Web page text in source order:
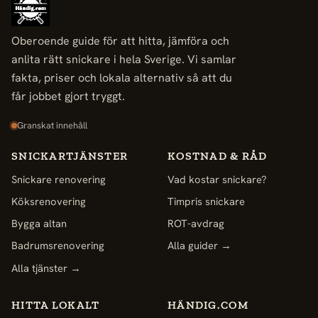
Oberoende guide för att hitta, jämföra och
anlita rätt snickare i hela Sverige. Vi samlar
fakta, priser och lokala alternativ så att du
får jobbet gjort tryggt.
Granskat innehåll
SNICKARTJÄNSTER
Snickare renovering
Köksrenovering
Bygga altan
Badrumsrenovering
Alla tjänster →
KOSTNAD & RÅD
Vad kostar snickare?
Timpris snickare
ROT-avdrag
Alla guider →
HITTA LOKALT HÄNDIG.COM